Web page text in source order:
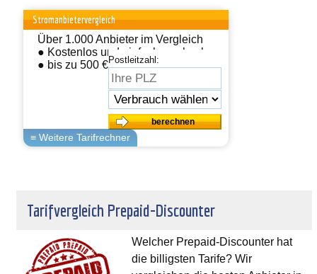
Stromanbietervergleich
Über 1.000 Anbieter im Vergleich
● Kostenlos und einfach wechseln
● bis zu 500 € sparen
Postleitzahl:
Tarifvergleich Prepaid-Discounter
Welcher Prepaid-Discounter hat
die billigsten Tarife? Wir